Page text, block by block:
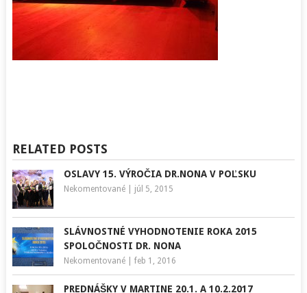
RELATED POSTS
OSLAVY 15. VÝROČIA DR.NONA V POĽSKU
Nekomentované| júl 5, 2015
SLÁVNOSTNÉ VYHODNOTENIE ROKA 2015
SPOLOČNOSTI DR. NONA
Nekomentované| feb 1, 2016
PREDNÁŠKY V MARTINE 20.1. A 10.2.2017